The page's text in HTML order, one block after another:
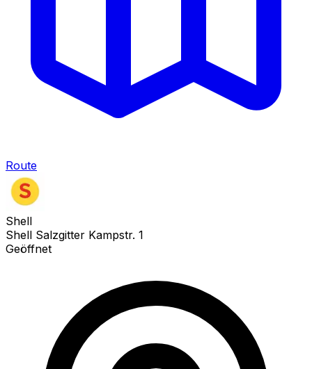
Route
Shell
Shell Salzgitter Kampstr. 1
Geöffnet